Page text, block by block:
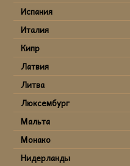
Испания
Италия
Кипр
Латвия
Литва
Люксембург
Мальта
Монако
Нидерланды